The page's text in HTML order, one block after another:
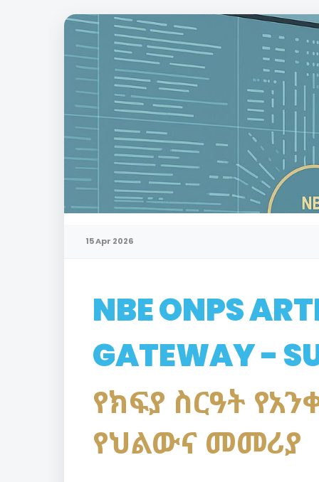
15 Apr 2026
NBE ONPS
GATEWAY -
የክፍያ ስርዓት
የህልውና መመሪያ